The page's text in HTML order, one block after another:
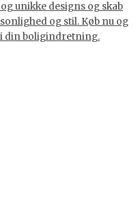
unikke designs og skab
og stil. Køb nu og
din boligindretning.